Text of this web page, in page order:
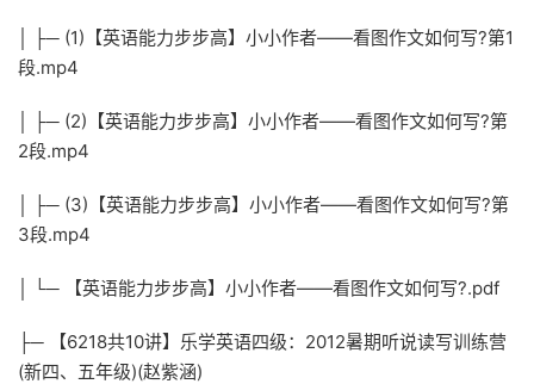
│ ├─ (1)【英语能力步步高】小小作者——看图作文如何写?第1
段.mp4
│ ├─ (2)【英语能力步步高】小小作者——看图作文如何写?第
2段.mp4
│ ├─ (3)【英语能力步步高】小小作者——看图作文如何写?第
3段.mp4
│ └─ 【英语能力步步高】小小作者——看图作文如何写?.pdf
├─ 【6218共10讲】乐学英语四级：2012暑期听说读写训练营
(新四、五年级)(赵紫涵)